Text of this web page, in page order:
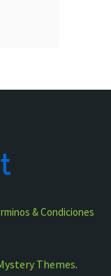
& Condiciones
Themes.